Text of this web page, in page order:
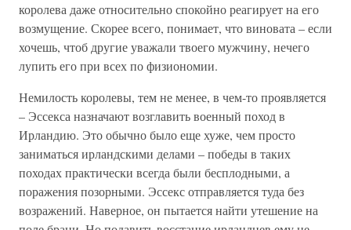
королева даже относительно спокойно реагирует на его
возмущение. Скорее всего, понимает, что виновата – если
хочешь, чтоб другие уважали твоего мужчину, нечего
лупить его при всех по физиономии.
Немилость королевы, тем не менее, в чем-то проявляется
– Эссекса назначают возглавить военный поход в
Ирландию. Это обычно было еще хуже, чем просто
заниматься ирландскими делами – победы в таких
походах практически всегда были бесплодными, а
поражения позорными. Эссекс отправляется туда без
возражений. Наверное, он пытается найти утешение на